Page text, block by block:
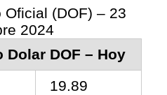
(DOF) – 23
2024
DOF – Hoy
19.89